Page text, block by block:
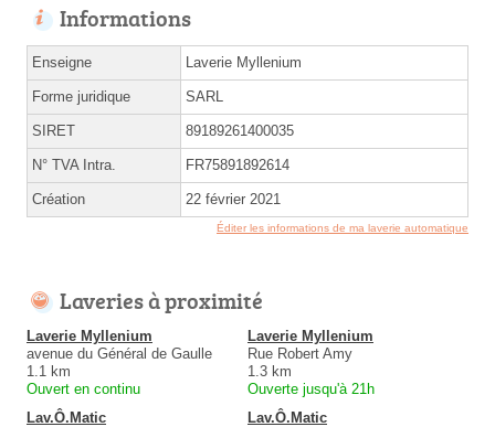
Informations
Enseigne Laverie Myllenium
Forme juridique SARL
SIRET 89189261400035
N° TVA Intra. FR75891892614
Création 22 février 2021
Éditer les informations de ma laverie automatique
Laveries à proximité
Laverie Myllenium
avenue du Général de Gaulle
1.1 km
Ouvert en continu
Laverie Myllenium
Rue Robert Amy
1.3 km
Ouverte jusqu'à 21h
Lav.Ô.Matic
Lav.Ô.Matic